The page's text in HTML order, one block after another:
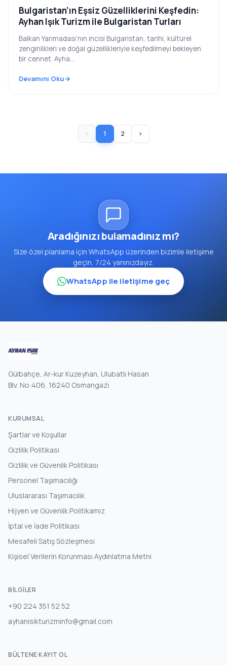
Bulgaristan’ın Eşsiz Güzelliklerini Keşfedin:
Ayhan Işık Turizm ile Bulgaristan Turları
Balkan Yarımadası’nın incisi Bulgaristan, tarihi, kültürel
zenginlikleri ve doğal güzellikleriyle keşfedilmeyi bekleyen
bir cennet. Ayha...
Devamını Oku
‹ 1 2 ›
Aradığınızı bulamadınız mı?
Size özel planlama için WhatsApp üzerinden bizimle iletişime
geçin, 7/24 yanınızdayız.
WhatsApp ile iletişime geç
Gülbahçe, Ar-kur Kuzeyhan, Ulubatlı Hasan
Blv. No:406, 16240 Osmangazi̇
KURUMSAL
Şartlar ve Koşullar
Gizlilik Politikası
Gizlilik ve Güvenlik Politikası
Personel Taşımacılığı
Uluslararası Taşımacılık
Hijyen ve Güvenlik Politikamız
İptal ve İade Politikası
Mesafeli Satış Sözleşmesi
Kişisel Verilerin Korunması Aydınlatma Metni
BILGILER
+90 224 351 52 52
ayhanisikturizminfo@gmail.com
BÜLTENE KAYIT OL